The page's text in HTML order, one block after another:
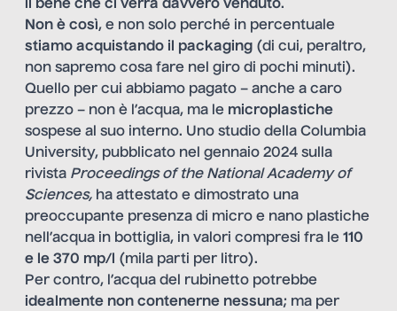
il bene che ci verrà davvero venduto.
Non è così, e non solo perché in percentuale
stiamo acquistando il packaging (di cui, peraltro,
non sapremo cosa fare nel giro di pochi minuti).
Quello per cui abbiamo pagato – anche a caro
prezzo – non è l’acqua, ma le microplastiche
sospese al suo interno. Uno studio della Columbia
University, pubblicato nel gennaio 2024 sulla
rivista Proceedings of the National Academy of
Sciences, ha attestato e dimostrato una
preoccupante presenza di micro e nano plastiche
nell’acqua in bottiglia, in valori compresi fra le 110
e le 370 mp/l (mila parti per litro).
Per contro, l’acqua del rubinetto potrebbe
idealmente non contenerne nessuna; ma per